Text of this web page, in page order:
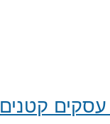
קטנים